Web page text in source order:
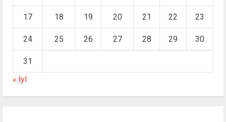
17 18 19 20 21 22 23
24 25 26 27 28 29 30
31
« İyl